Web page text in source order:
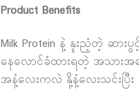
Product Benefits
Milk Protein နဲ့ နူးညံ့တဲ့ ဆာ
နေလောင်ခံထားရတဲ့ အသား
အနံ့လေးကလဲ နို့နံ့လေးသင်းပြီ